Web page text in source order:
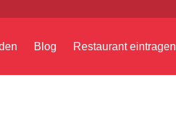
Blog Restaurant eintragen